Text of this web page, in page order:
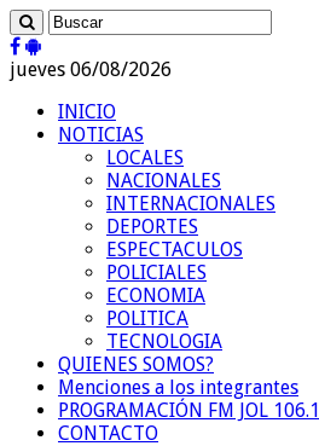
jueves 06/08/2026
INICIO
NOTICIAS
LOCALES
NACIONALES
INTERNACIONALES
DEPORTES
ESPECTACULOS
POLICIALES
ECONOMIA
POLITICA
TECNOLOGIA
QUIENES SOMOS?
Menciones a los integrantes
PROGRAMACIÓN FM JOL 106.1
CONTACTO